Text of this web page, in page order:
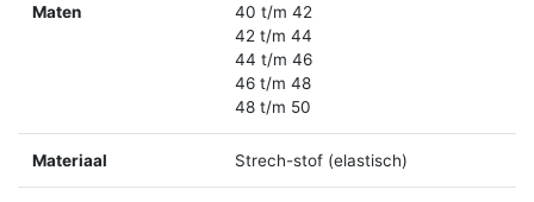
Maten
40 t/m 42
42 t/m 44
44 t/m 46
46 t/m 48
48 t/m 50
Materiaal Strech-stof (elastisch)